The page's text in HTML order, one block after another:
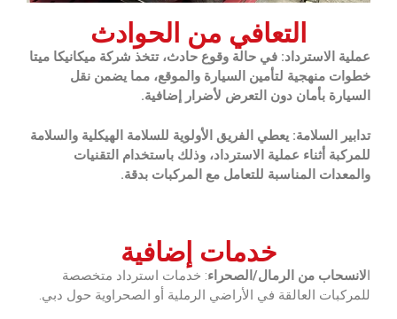
التعافي من الحوادث
عملية الاسترداد: في حالة وقوع حادث، تتخذ شركة ميكانيكا ميتا‏
خطوات منهجية لتأمين السيارة والموقع، مما يضمن نقل
السيارة بأمان دون التعرض لأضرار إضافية.
تدابير السلامة: يعطي الفريق الأولوية للسلامة الهيكلية والسلامة
للمركبة أثناء عملية الاسترداد، وذلك باستخدام التقنيات
والمعدات المناسبة للتعامل مع المركبات بدقة.
خدمات إضافية
لانسحاب من الرمال/الصحراء: خدمات استرداد متخصصة
للمركبات العالقة في الأراضي الرملية أو الصحراوية حول دبي.